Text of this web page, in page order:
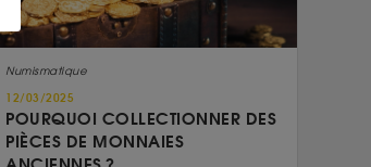
Numismatique
12/03/2025
POURQUOI COLLECTIONNER DES
PIÈCES DE MONNAIES